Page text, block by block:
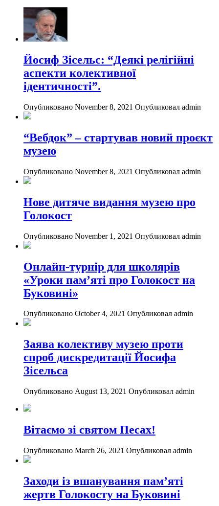
Йосиф Зісельс: “Деякі релігійні
аспекти колективної
ідентичності”.
Опубликовано November 8, 2021 Опубликовал admin
“Вебдок” – стартував новий проєкт
музею
Опубликовано November 8, 2021 Опубликовал admin
Нове дитяче видання музею про
Голокост
Опубликовано November 1, 2021 Опубликовал admin
Онлайн-турнір для школярів
«Уроки пам’яті про Голокост на
Буковині»
Опубликовано October 4, 2021 Опубликовал admin
Заява колективу музею проти
спроб дискредитації Йосифа
Зісельса
Опубликовано August 13, 2021 Опубликовал admin
Вітаємо зі святом Песах!
Опубликовано March 26, 2021 Опубликовал admin
Заходи із вшанування пам’яті
жертв Голокосту на Буковині